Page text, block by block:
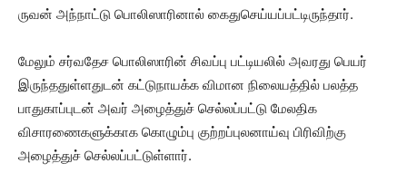
ருவன் அந்நாட்டு பொலிஸாரினால் கைதுசெய்யப்பட்டிருந்தார்.
மேலும் சர்வதேச பொலிஸாரின் சிவப்பு பட்டியலில் அவரது பெயர்
இருந்ததுள்ளதுடன் கட்டுநாயக்க விமான நிலையத்தில் பலத்த
பாதுகாப்புடன் அவர் அழைத்துச் செல்லப்பட்டு மேலதிக
விசாரணைகளுக்காக கொழும்பு குற்றப்புலனாய்வு பிரிவிற்கு
அழைத்துச் செல்லப்பட்டுள்ளார்.